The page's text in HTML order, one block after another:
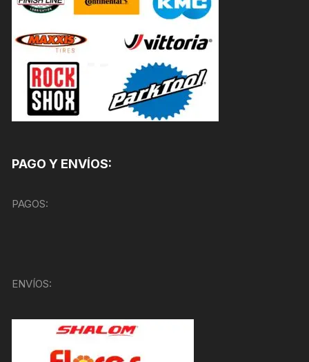
PAGO Y ENVÍOS:
PAGOS:
ENVÍOS: